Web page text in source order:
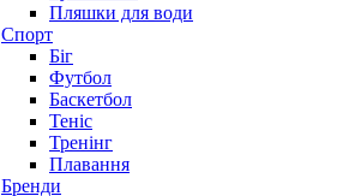
Пляшки для води
Спорт
Біг
Футбол
Баскетбол
Теніс
Тренінг
Плавання
Бренди